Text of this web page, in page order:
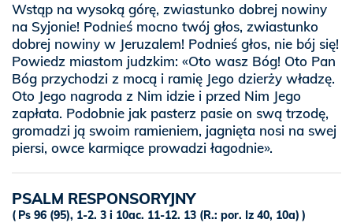
Wstąp na wysoką górę, zwiastunko dobrej nowiny
na Syjonie! Podnieś mocno twój głos, zwiastunko
dobrej nowiny w Jeruzalem! Podnieś głos, nie bój się!
Powiedz miastom judzkim: «Oto wasz Bóg! Oto Pan
Bóg przychodzi z mocą i ramię Jego dzierży władzę.
Oto Jego nagroda z Nim idzie i przed Nim Jego
zapłata. Podobnie jak pasterz pasie on swą trzodę,
gromadzi ją swoim ramieniem, jagnięta nosi na swej
piersi, owce karmiące prowadzi łagodnie».
PSALM RESPONSORYJNY
Ps 96 (95), 1-2. 3 i 10ac. 11-12. 13 (R.: por. Iz 40, 10a)